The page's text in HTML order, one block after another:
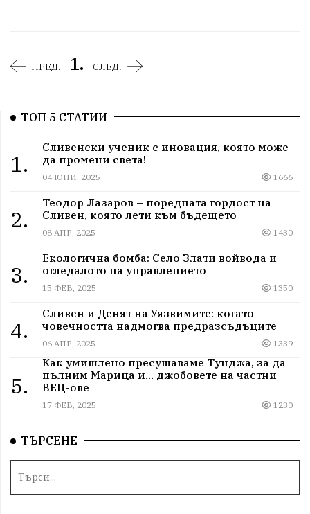
ПРЕД. 1. СЛЕД.
ТОП 5 СТАТИИ
1.
Сливенски ученик с иновация, която може
да промени света!
04 ЮНИ, 2025 1666
2.
Теодор Лазаров – поредната гордост на
Сливен, която лети към бъдещето
08 АПР, 2025 1430
3.
Екологична бомба: Село Злати войвода и
огледалото на управлението
15 ФЕВ, 2025 1350
4.
Сливен и Денят на Уязвимите: когато
човечността надмогва предразсъдъците
06 АПР, 2025 1339
5.
Как умишлено пресушаваме Тунджа, за да
пълним Марица и… джобовете на частни
ВЕЦ-ове
17 ФЕВ, 2025 1230
ТЪРСЕНЕ